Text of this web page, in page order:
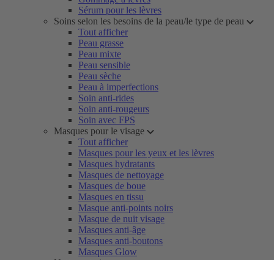
Sérum pour les lèvres
Soins selon les besoins de la peau/le type de peau
Tout afficher
Peau grasse
Peau mixte
Peau sensible
Peau sèche
Peau à imperfections
Soin anti-rides
Soin anti-rougeurs
Soin avec FPS
Masques pour le visage
Tout afficher
Masques pour les yeux et les lèvres
Masques hydratants
Masques de nettoyage
Masques de boue
Masques en tissu
Masque anti-points noirs
Masque de nuit visage
Masques anti-âge
Masques anti-boutons
Masques Glow